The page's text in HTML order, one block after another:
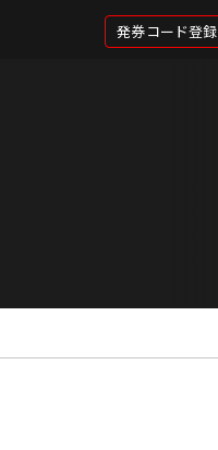
発券コード登録